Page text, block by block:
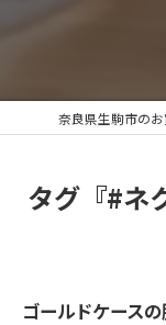
奈良県生駒市の
タグ『#ネ
ゴールドケース